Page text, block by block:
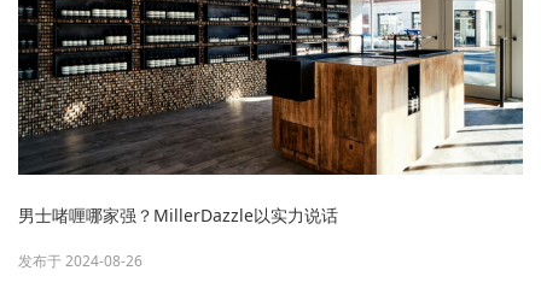
男士啫喱哪家强？MillerDazzle以实力说话
发布于 2024-08-26